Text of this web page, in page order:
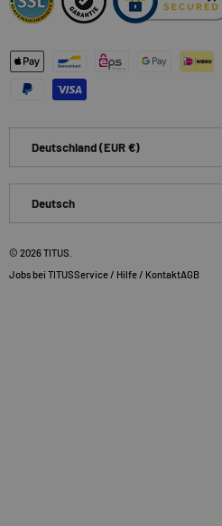
Zahlungsmethoden
Deutschland (EUR €)
Deutsch
© 2026TITUS
Jobs bei TITUSService / Hilfe / KontaktAGB